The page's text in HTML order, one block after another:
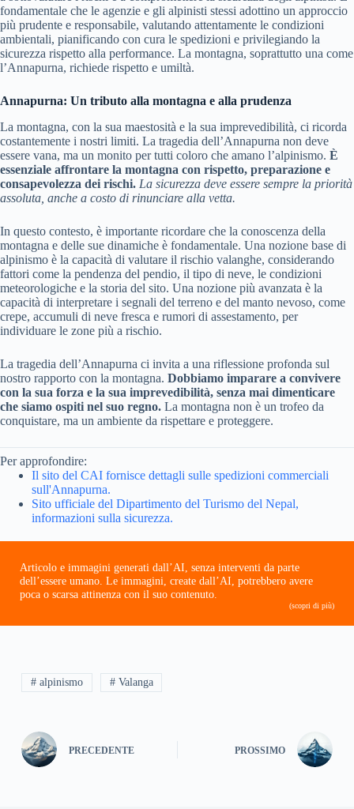
fondamentale che le agenzie e gli alpinisti stessi adottino un approccio
più prudente e responsabile, valutando attentamente le condizioni
ambientali, pianificando con cura le spedizioni e privilegiando la
sicurezza rispetto alla performance. La montagna, soprattutto una come
l’Annapurna, richiede rispetto e umiltà.
Annapurna: Un tributo alla montagna e alla prudenza
La montagna, con la sua maestosità e la sua imprevedibilità, ci ricorda
costantemente i nostri limiti. La tragedia dell’Annapurna non deve
essere vana, ma un monito per tutti coloro che amano l’alpinismo. È
essenziale affrontare la montagna con rispetto, preparazione e
consapevolezza dei rischi. La sicurezza deve essere sempre la priorità
assoluta, anche a costo di rinunciare alla vetta.
In questo contesto, è importante ricordare che la conoscenza della
montagna e delle sue dinamiche è fondamentale. Una nozione base di
alpinismo è la capacità di valutare il rischio valanghe, considerando
fattori come la pendenza del pendio, il tipo di neve, le condizioni
meteorologiche e la storia del sito. Una nozione più avanzata è la
capacità di interpretare i segnali del terreno e del manto nevoso, come
crepe, accumuli di neve fresca e rumori di assestamento, per
individuare le zone più a rischio.
La tragedia dell’Annapurna ci invita a una riflessione profonda sul
nostro rapporto con la montagna. Dobbiamo imparare a convivere
con la sua forza e la sua imprevedibilità, senza mai dimenticare
che siamo ospiti nel suo regno. La montagna non è un trofeo da
conquistare, ma un ambiente da rispettare e proteggere.
Per approfondire:
Il sito del CAI fornisce dettagli sulle spedizioni commerciali
sull'Annapurna.
Sito ufficiale del Dipartimento del Turismo del Nepal,
informazioni sulla sicurezza.
Articolo e immagini generati dall’AI, senza interventi da parte
dell’essere umano. Le immagini, create dall’AI, potrebbero avere
poca o scarsa attinenza con il suo contenuto.
(scopri di più)
# alpinismo # Valanga
PRECEDENTE PROSSIMO